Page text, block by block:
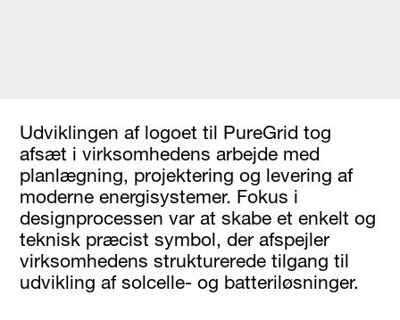
Udviklingen af logoet til PureGrid tog
afsæt i virksomhedens arbejde med
planlægning, projektering og levering af
moderne energisystemer. Fokus i
designprocessen var at skabe et enkelt og
teknisk præcist symbol, der afspejler
virksomhedens strukturerede tilgang til
udvikling af solcelle- og batteriløsninger.